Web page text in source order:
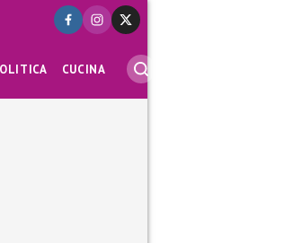
CUCINA